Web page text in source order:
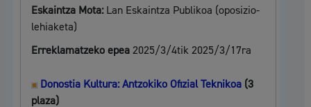
Eskaintza Mota: Lan Eskaintza Publikoa (oposizio-
lehiaketa)
Erreklamatzeko epea 2025/3/4tik 2025/3/17ra
Donostia Kultura: Antzokiko Ofizial Teknikoa(3
plaza)